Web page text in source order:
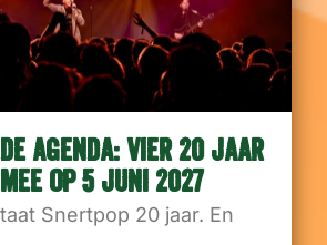
AGENDA: VIER 20 JAAR
OP 5 JUNI 2027
Snertpop 20 jaar. En